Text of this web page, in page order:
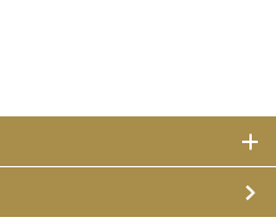
の申込みの際にお申出いた
との連絡のために利用させ
込みいただいた旅行におい
送・宿泊機関等について契